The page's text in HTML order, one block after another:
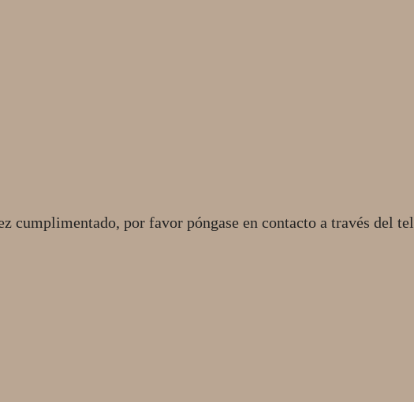
cumplimentado, por favor póngase en contacto a través del